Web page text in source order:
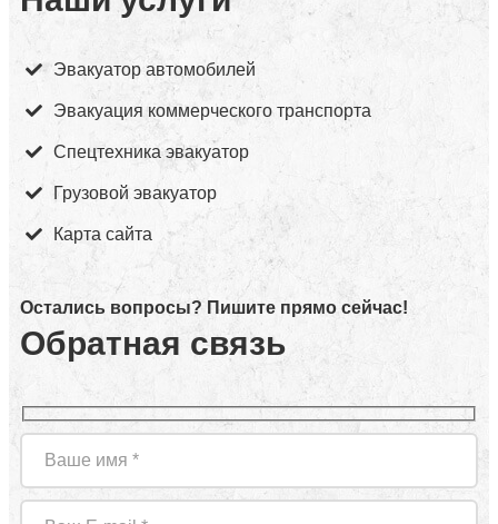
Эвакуатор автомобилей
Эвакуация коммерческого транспорта
Спецтехника эвакуатор
Грузовой эвакуатор
Карта сайта
Остались вопросы? Пишите прямо сейчас!
Обратная связь